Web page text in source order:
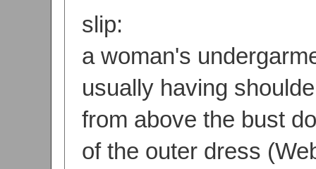
slip:
a woman's
usually having
from above the bust
of the outer dress